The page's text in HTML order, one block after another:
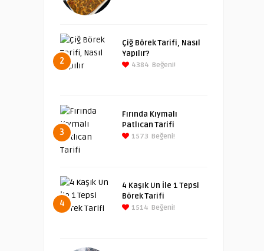
2
Çiğ Börek Tarifi, Nasıl
Yapılır?
4384 Beğeni!
3
Fırında Kıymalı
Patlıcan Tarifi
1573 Beğeni!
4
4 Kaşık Un İle 1 Tepsi
Börek Tarifi
1514 Beğeni!